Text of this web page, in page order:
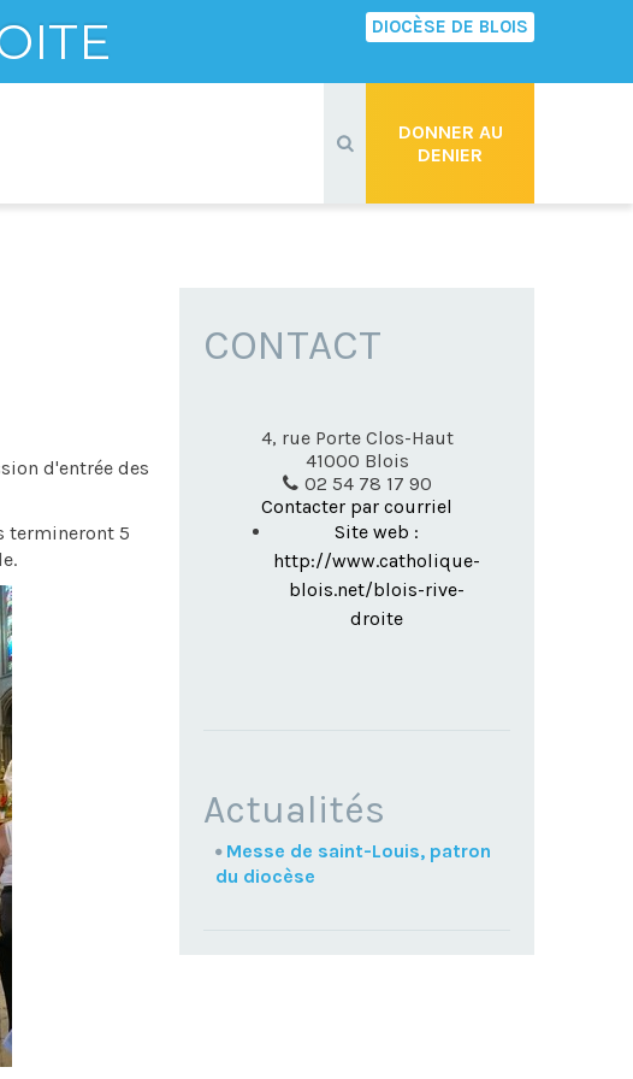
DIOCÈSE DE BLOIS
DONNER AU
DENIER
d'entrée des
termineront 5
CONTACT
4, rue Porte Clos-Haut
41000 Blois
02 54 78 17 90
Contacter par courriel
Site web :
http://www.catholique-
blois.net/blois-rive-
droite
NAVIGATION
Actualités
Messe de saint-Louis, patron
du diocèse